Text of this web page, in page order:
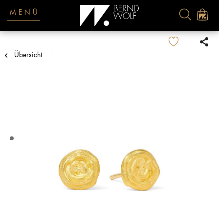
MENÜ
Übersicht